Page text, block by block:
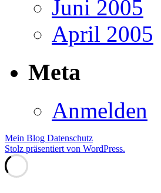
Juni 2005
April 2005
Meta
Anmelden
Mein Blog Datenschutz
Stolz präsentiert von WordPress.